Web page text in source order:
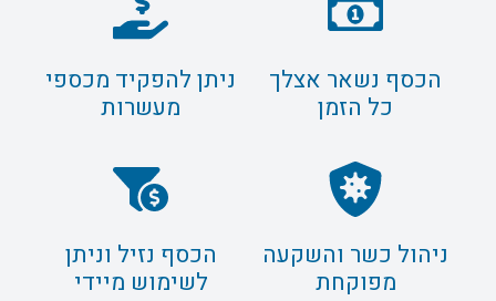
הכסף נשאר אצלך
כל הזמן
ניתן להפקיד מכספי
מעשרות
ניהול כשר והשקעה
מפוקחת
הכסף נזיל וניתן
לשימוש מיידי